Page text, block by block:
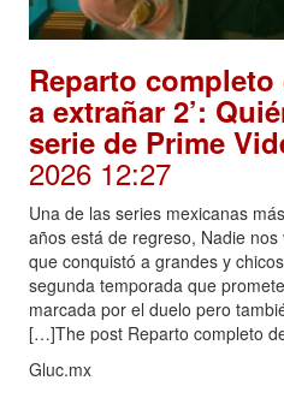
Reparto completo
a extrañar 2’:
serie de Prime
2026 12:27
Una de las series mexicanas
años está de regreso, Nadie
que conquistó a grandes y
segunda temporada que
marcada por el duelo pero
[…]The post Reparto completo
Gluc.mx